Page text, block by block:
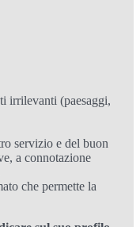
irrilevanti (paesaggi,
servizio e del buon
a connotazione
che permette la